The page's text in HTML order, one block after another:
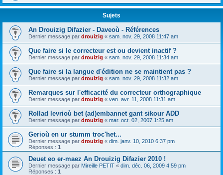
e
r
Sujets
An Drouizig Difazier - Daveoù - Références
Dernier message par drouizig « sam. nov. 29, 2008 11:47 am
Que faire si le correcteur est ou devient inactif ?
Dernier message par drouizig « sam. nov. 29, 2008 11:34 am
Que faire si la langue d'édition ne se maintient pas ?
Dernier message par drouizig « sam. nov. 29, 2008 11:32 am
Remarques sur l'efficacité du correcteur orthographique
Dernier message par drouizig « ven. avr. 11, 2008 11:31 am
Rollad levrioù bet (ad)embannet gant sikour ADD
Dernier message par drouizig « mar. oct. 02, 2007 1:25 am
Gerioù en ur stumm troc'het...
Dernier message par drouizig « dim. janv. 10, 2010 6:37 pm
Réponses : 1
Deuet eo er-maez An Drouizig Difazier 2010 !
Dernier message par Mireille PETIT « dim. déc. 06, 2009 4:59 pm
Réponses : 1